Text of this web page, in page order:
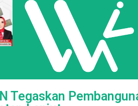
Tegaskan